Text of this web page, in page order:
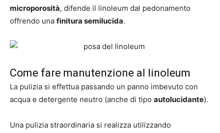
microporosità, difende il linoleum dal pedonamento
offrendo una finitura semilucida.
Come fare manutenzione al linoleum
La pulizia si effettua passando un panno imbevuto con
acqua e detergente neutro (anche di tipo autolucidante).
Una pulizia straordinaria si realizza utilizzando